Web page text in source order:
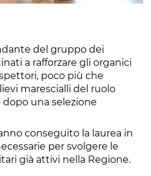
del gruppo dei
a rafforzare gli organici
poco più che
marescialli del ruolo
dopo una selezione
conseguito la laurea in
per svolgere le
già attivi nella Regione.